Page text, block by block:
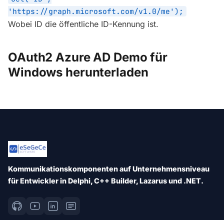
'https://graph.microsoft.com/v1.0/me');
Wobei ID die öffentliche ID-Kennung ist.
OAuth2 Azure AD Demo für
Windows herunterladen
Kommunikationskomponenten auf Unternehmensniveau
für Entwickler in Delphi, C++ Builder, Lazarus und .NET.